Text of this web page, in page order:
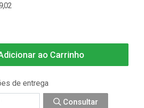
ao Carrinho
de entrega
Consultar